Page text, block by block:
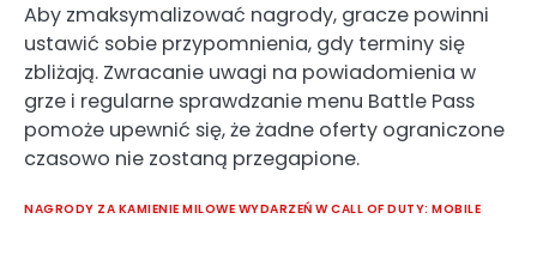
Aby zmaksymalizować nagrody, gracze powinni
ustawić sobie przypomnienia, gdy terminy się
zbliżają. Zwracanie uwagi na powiadomienia w
grze i regularne sprawdzanie menu Battle Pass
pomoże upewnić się, że żadne oferty ograniczone
czasowo nie zostaną przegapione.
NAGRODY ZA KAMIENIE MILOWE WYDARZEŃ W CALL OF DUTY: MOBILE